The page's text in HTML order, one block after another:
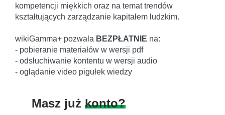
kompetencji miękkich oraz na temat trendów
kształtujących zarządzanie kapitałem ludzkim.
wikiGamma+ pozwala BEZPŁATNIE na:
- pobieranie materiałów w wersji pdf
- odsłuchiwanie kontentu w wersji audio
- oglądanie video pigułek wiedzy
Masz już konto?